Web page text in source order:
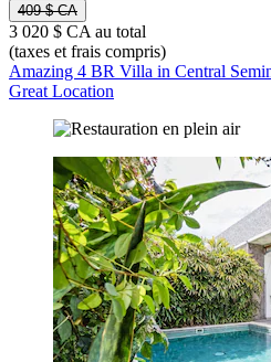
409 $ CA
3 020 $ CA au total
(taxes et frais compris)
Amazing 4 BR Villa in Central
Great Location